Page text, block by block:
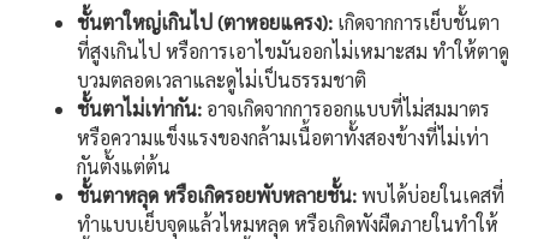
ชั้นตาใหญ่เกินไป (ตาหอยแครง): เกิดจากการเย็บชั้นตา
ที่สูงเกินไป หรือการเอาไขมันออกไม่เหมาะสม ทำให้ตาดู
บวมตลอดเวลาและดูไม่เป็นธรรมชาติ
ชั้นตาไม่เท่ากัน: อาจเกิดจากการออกแบบที่ไม่สมมาตร
หรือความแข็งแรงของกล้ามเนื้อตาทั้งสองข้างที่ไม่เท่า
กันตั้งแต่ต้น
ชั้นตาหลุด หรือเกิดรอยพับหลายชั้น:พบได้บ่อยในเคสที่
ทำแบบเย็บจุดแล้วไหมหลุด หรือเกิดพังผืดภายในทำให้